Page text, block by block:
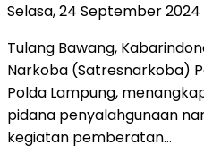
Selasa, 24 September 2024
Tulang Bawang,
Narkoba (Satresnarkoba)
Polda Lampung,
pidana penyalahgunaan
kegiatan pemberatan…